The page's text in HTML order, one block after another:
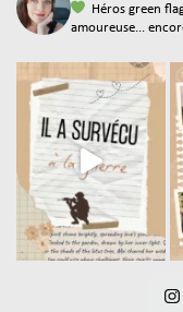
Héros green
amoureuse...